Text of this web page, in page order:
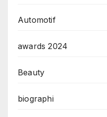
Automotif
awards 2024
Beauty
biographi